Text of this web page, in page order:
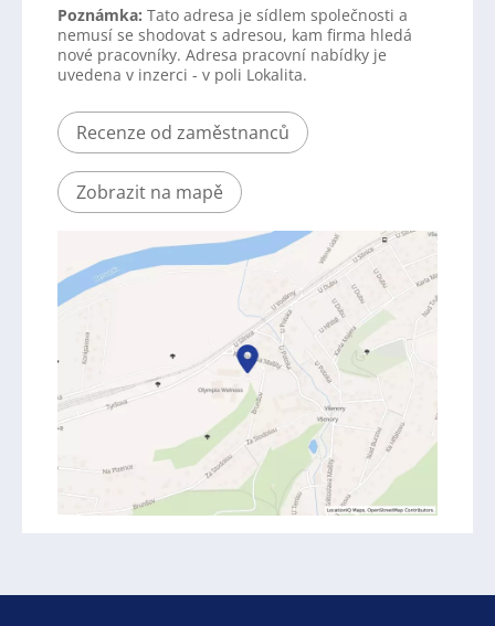
Poznámka: Tato adresa je sídlem společnosti a
nemusí se shodovat s adresou, kam firma hledá
nové pracovníky. Adresa pracovní nabídky je
uvedena v inzerci - v poli Lokalita.
Recenze od zaměstnanců
Zobrazit na mapě